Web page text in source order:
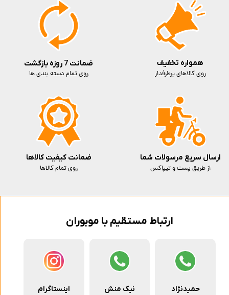
ارتباط مستقیم با موبوران
حمیدنژاد نیک منش اینستاگرام
ضمانت 7 روزه بازگشت
روی تمام دسته بندی ها
ارسال سریع مرسولات شما
از طریق پست و تیپاکس
ضمانت کیفیت کالاها
روی تمام کالاها
همواره تخفیف
روی کالاهای پرطرفدار